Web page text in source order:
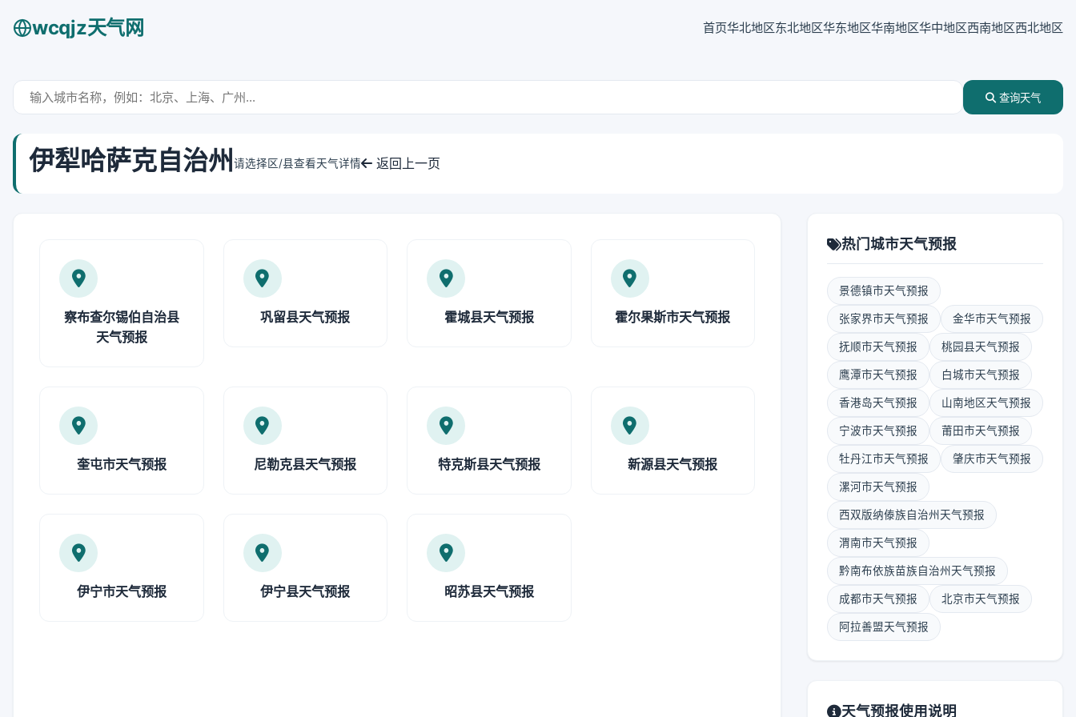
wcqjz天气网 首页华北地区东北地区华东地区华南地区华中地区西南地区西北地区
查询天气
伊犁哈萨克自治州 请选择区/县查看天气详情 返回上一页
察布查尔锡伯自治县
天气预报
巩留县天气预报 霍城县天气预报 霍尔果斯市天气预报
奎屯市天气预报 尼勒克县天气预报 特克斯县天气预报 新源县天气预报
伊宁市天气预报 伊宁县天气预报 昭苏县天气预报
热门城市天气预报
景德镇市天气预报
张家界市天气预报 金华市天气预报
抚顺市天气预报 桃园县天气预报
鹰潭市天气预报 白城市天气预报
香港岛天气预报 山南地区天气预报
宁波市天气预报 莆田市天气预报
牡丹江市天气预报 肇庆市天气预报
漯河市天气预报
西双版纳傣族自治州天气预报
渭南市天气预报
黔南布依族苗族自治州天气预报
成都市天气预报 北京市天气预报
阿拉善盟天气预报
天气预报使用说明